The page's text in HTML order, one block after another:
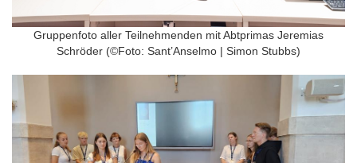
Gruppenfoto aller Teilnehmenden mit Abtprimas Jeremias
Schröder (©Foto: Sant’Anselmo | Simon Stubbs)